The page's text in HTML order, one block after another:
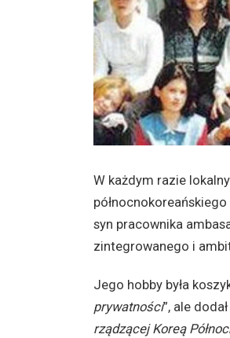
W każdym razie
syn pracownika
zintegrowanego i
Jego hobby była
prywatności”, ale
rządzącej Koreą